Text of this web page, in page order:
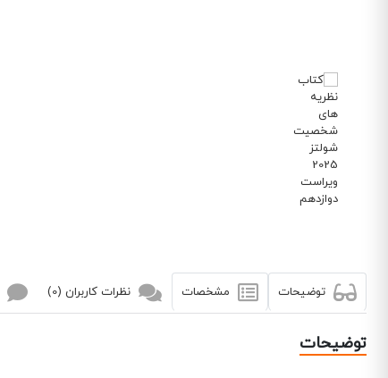
توضیحات مشخصات نظرات کاربران (0)
توضیحات